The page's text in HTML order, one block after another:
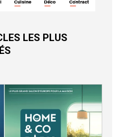
LES PLUS